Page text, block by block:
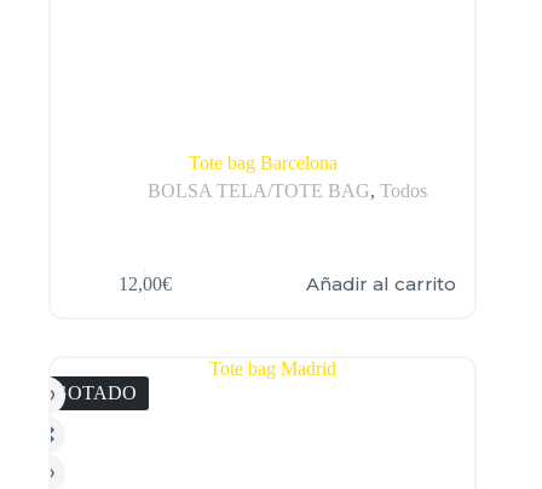
Tote bag Barcelona
BOLSA TELA/TOTE BAG, Todos
12,00€ Añadir al carrito
AGOTADO